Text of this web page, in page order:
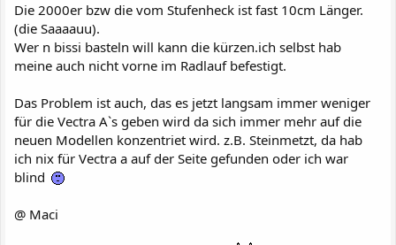
Die 2000er bzw die vom Stufenheck ist fast 10cm Länger.
(die Saaaauu).
Wer n bissi basteln will kann die kürzen.ich selbst hab
meine auch nicht vorne im Radlauf befestigt.
Das Problem ist auch, das es jetzt langsam immer weniger
für die Vectra A`s geben wird da sich immer mehr auf die
neuen Modellen konzentriet wird. z.B. Steinmetzt, da hab
ich nix für Vectra a auf der Seite gefunden oder ich war
blind
@ Maci